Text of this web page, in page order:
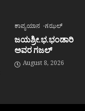
ಕಾವ್ಯಯಾನ ಗಝಲ್
ಜಯಶ್ರೀ.ಭ.ಭಂಡಾರಿ
ಅವರ ಗಜಲ್
August 8, 2026